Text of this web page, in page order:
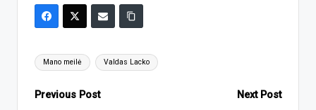
Tags:
Mano meilė Valdas Lacko
Post
Previous Post Next Post